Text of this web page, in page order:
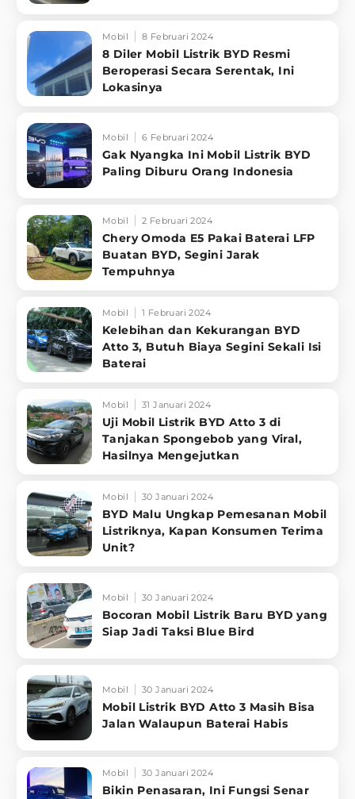
Mobil 8 Februari 2024
8 Diler Mobil Listrik BYD Resmi
Beroperasi Secara Serentak, Ini
Lokasinya
Mobil 6 Februari 2024
Gak Nyangka Ini Mobil Listrik BYD
Paling Diburu Orang Indonesia
Mobil 2 Februari 2024
Chery Omoda E5 Pakai Baterai LFP
Buatan BYD, Segini Jarak
Tempuhnya
Mobil 1 Februari 2024
Kelebihan dan Kekurangan BYD
Atto 3, Butuh Biaya Segini Sekali Isi
Baterai
Mobil 31 Januari 2024
Uji Mobil Listrik BYD Atto 3 di
Tanjakan Spongebob yang Viral,
Hasilnya Mengejutkan
Mobil 30 Januari 2024
BYD Malu Ungkap Pemesanan Mobil
Listriknya, Kapan Konsumen Terima
Unit?
Mobil 30 Januari 2024
Bocoran Mobil Listrik Baru BYD yang
Siap Jadi Taksi Blue Bird
Mobil 30 Januari 2024
Mobil Listrik BYD Atto 3 Masih Bisa
Jalan Walaupun Baterai Habis
Mobil 30 Januari 2024
Bikin Penasaran, Ini Fungsi Senar